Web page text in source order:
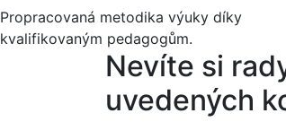
Propracovaná metodika výuky díky
kvalifikovaným pedagogům.
Nevíte si
uvedených